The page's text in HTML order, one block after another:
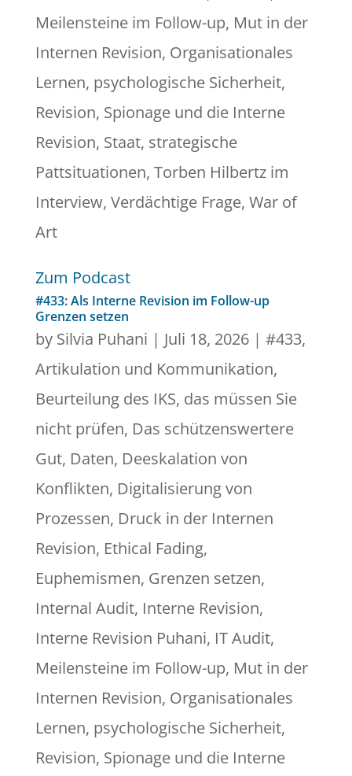
Meilensteine im Follow-up, Mut in der
Internen Revision, Organisationales
Lernen, psychologische Sicherheit,
Revision, Spionage und die Interne
Revision, Staat, strategische
Pattsituationen, Torben Hilbertz im
Interview, Verdächtige Frage, War of
Art
Zum Podcast
#433: Als Interne Revision im Follow-up
Grenzen setzen
by Silvia Puhani | Juli 18, 2026| #433,
Artikulation und Kommunikation,
Beurteilung des IKS, das müssen Sie
nicht prüfen, Das schützenswertere
Gut, Daten, Deeskalation von
Konflikten, Digitalisierung von
Prozessen, Druck in der Internen
Revision, Ethical Fading,
Euphemismen, Grenzen setzen,
Internal Audit, Interne Revision,
Interne Revision Puhani, IT Audit,
Meilensteine im Follow-up, Mut in der
Internen Revision, Organisationales
Lernen, psychologische Sicherheit,
Revision, Spionage und die Interne